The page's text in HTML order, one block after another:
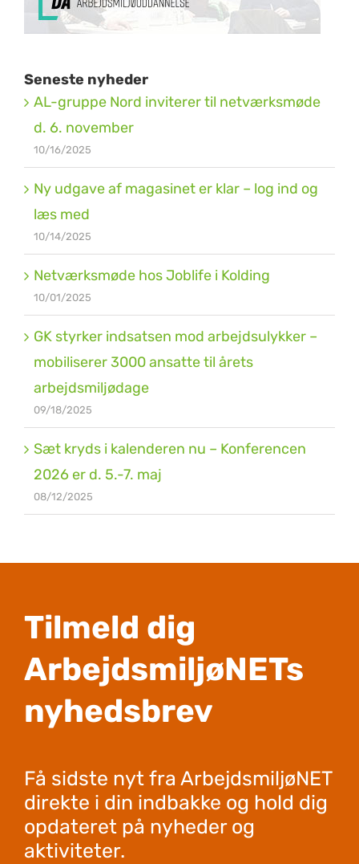
Seneste nyheder
AL-gruppe Nord inviterer til netværksmøde
d. 6. november
10/16/2025
Ny udgave af magasinet er klar – log ind og
læs med
10/14/2025
Netværksmøde hos Joblife i Kolding
10/01/2025
GK styrker indsatsen mod arbejdsulykker –
mobiliserer 3000 ansatte til årets
arbejdsmiljødage
09/18/2025
Sæt kryds i kalenderen nu – Konferencen
2026 er d. 5.-7. maj
08/12/2025
Tilmeld dig
ArbejdsmiljøNETs
nyhedsbrev
Få sidste nyt fra ArbejdsmiljøNET
direkte i din indbakke og hold dig
opdateret på nyheder og
aktiviteter.